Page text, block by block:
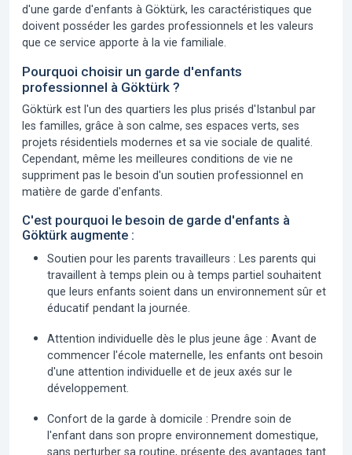
d'une garde d'enfants à Göktürk, les caractéristiques que
doivent posséder les gardes professionnels et les valeurs
que ce service apporte à la vie familiale.
Pourquoi choisir un garde d'enfants
professionnel à Göktürk ?
Göktürk est l'un des quartiers les plus prisés d'Istanbul par
les familles, grâce à son calme, ses espaces verts, ses
projets résidentiels modernes et sa vie sociale de qualité.
Cependant, même les meilleures conditions de vie ne
suppriment pas le besoin d'un soutien professionnel en
matière de garde d'enfants.
C'est pourquoi le besoin de garde d'enfants à
Göktürk augmente :
Soutien pour les parents travailleurs : Les parents qui
travaillent à temps plein ou à temps partiel souhaitent
que leurs enfants soient dans un environnement sûr et
éducatif pendant la journée.
Attention individuelle dès le plus jeune âge : Avant de
commencer l'école maternelle, les enfants ont besoin
d'une attention individuelle et de jeux axés sur le
développement.
Confort de la garde à domicile : Prendre soin de
l'enfant dans son propre environnement domestique,
sans perturber sa routine, présente des avantages tant